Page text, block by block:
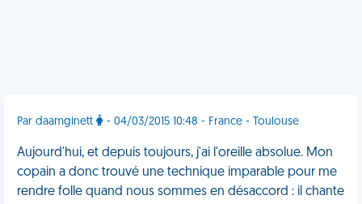
Par daamginett - 04/03/2015 10:48 - France - Toulouse
Aujourd'hui, et depuis toujours, j'ai l'oreille absolue. Mon
copain a donc trouvé une technique imparable pour me
rendre folle quand nous sommes en désaccord : il chante